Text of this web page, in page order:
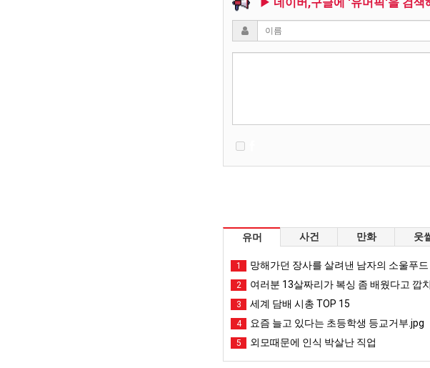
유머 사건 만화 웃
1 망해가던 장사를 살려낸 남자의 소울푸
2 여러분 13살짜리가 복싱 좀 배웠다고 깝
3 세계 담배 시총 TOP 15
4 요즘 늘고 있다는 초등학생 등교거부.jpg
5 외모때문에 인식 박살난 직업